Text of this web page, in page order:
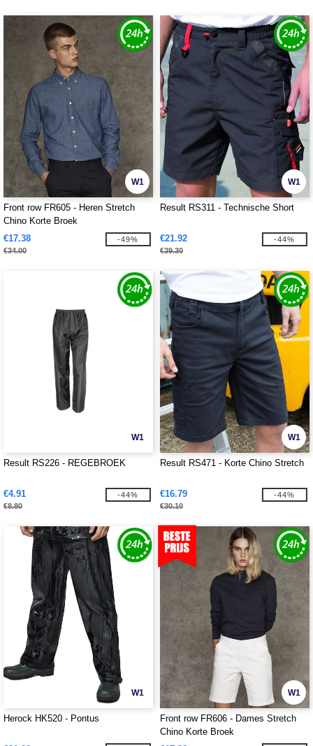
W1
Front row FR605 - Heren Stretch
Chino Korte Broek
€17.38
€34.00
-49%
W1
Result RS311 - Technische Short
€21.92
€39.30
-44%
W1
Result RS226 - REGEBROEK
€4.91
€8.80
-44%
W1
Result RS471 - Korte Chino Stretch
€16.79
€30.10
-44%
W1
Herock HK520 - Pontus
W1
Front row FR606 - Dames Stretch
Chino Korte Broek